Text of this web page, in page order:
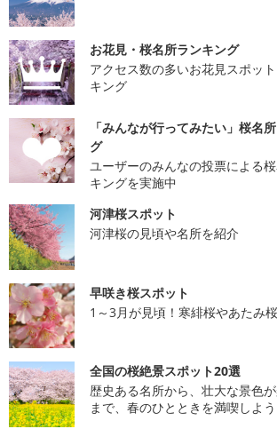
お花見・桜名所ランキング
アクセス数の多いお花見スポッ
キング
「みんなが行ってみたい」桜名
グ
ユーザーのみんなの投票による
キングを実施中
河津桜スポット
河津桜の見頃や名所を紹介
早咲き桜スポット
1～3月が見頃！寒緋桜やあたみ
全国の桜絶景スポット20選
歴史ある名所から、壮大な景色
まで、春のひとときを満喫しよう